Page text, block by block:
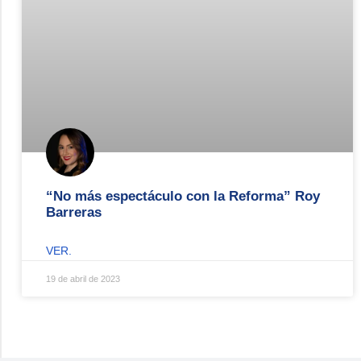
“No más espectáculo con la Reforma” Roy
Barreras
VER.
19 de abril de 2023